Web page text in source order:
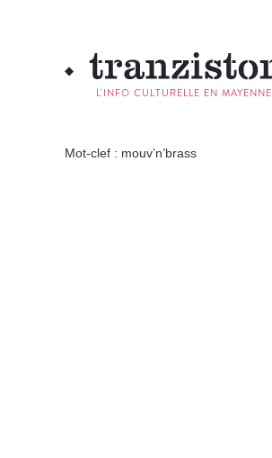
L'INFO CULTURELLE EN MAYENNE
Mot-clef : mouv’n’brass